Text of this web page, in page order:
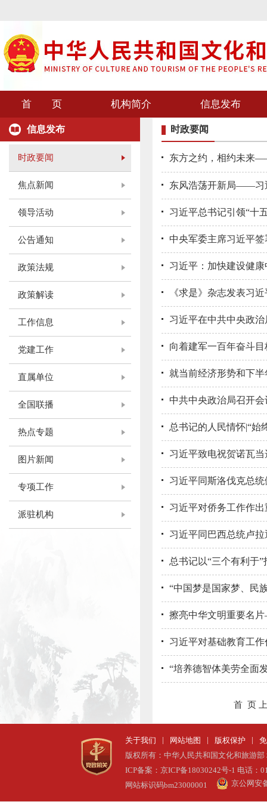
首 页 机构简介 信息发布
信息发布
时政要闻
焦点新闻
领导活动
公告通知
政策法规
政策解读
工作信息
党建工作
直属单位
全国联播
热点专题
图片新闻
专项工作
派驻机构
时政要闻
东方之约，相约未来
东风浩荡开新局——习
习近平总书记引领“十
中央军委主席习近平
习近平：加快建设健康
《求是》杂志发表习
习近平在中共中央政
向着建军一百年奋斗
就当前经济形势和下
中共中央政治局召开
总书记的人民情怀|“始
习近平致电祝贺诺瓦
习近平同斯洛伐克总
习近平对侨务工作作
习近平同巴西总统卢拉
总书记以“三个有利于
“中国梦是国家梦、民
擦亮中华文明重要名
习近平对基础教育工
“培养德智体美劳全面
首 页